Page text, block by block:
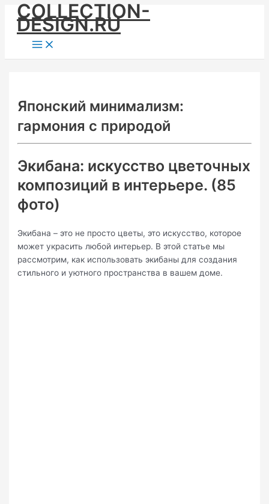
Skip
content
COLLECTION-
DESIGN.RU
Main
Menu
Японский минимализм:
гармония с природой
Экибана: искусство цветочных
композиций в интерьере. (85
фото)
Экибана – это не просто цветы, это искусство, которое
может украсить любой интерьер. В этой статье мы
рассмотрим, как использовать экибаны для создания
стильного и уютного пространства в вашем доме.